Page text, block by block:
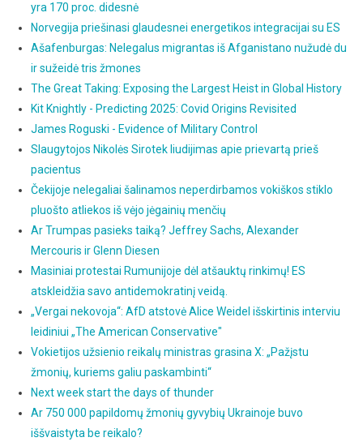
yra 170 proc. didesnė
Norvegija priešinasi glaudesnei energetikos integracijai su ES
Ašafenburgas: Nelegalus migrantas iš Afganistano nužudė du
ir sužeidė tris žmones
The Great Taking: Exposing the Largest Heist in Global History
Kit Knightly - Predicting 2025: Covid Origins Revisited
James Roguski - Evidence of Military Control
Slaugytojos Nikolės Sirotek liudijimas apie prievartą prieš
pacientus
Čekijoje nelegaliai šalinamos neperdirbamos vokiškos stiklo
pluošto atliekos iš vėjo jėgainių menčių
Ar Trumpas pasieks taiką? Jeffrey Sachs, Alexander
Mercouris ir Glenn Diesen
Masiniai protestai Rumunijoje dėl atšauktų rinkimų! ES
atskleidžia savo antidemokratinį veidą.
„Vergai nekovoja“: AfD atstovė Alice Weidel išskirtinis interviu
leidiniui „The American Conservative"
Vokietijos užsienio reikalų ministras grasina X: „Pažįstu
žmonių, kuriems galiu paskambinti“
Next week start the days of thunder
Ar 750 000 papildomų žmonių gyvybių Ukrainoje buvo
iššvaistyta be reikalo?